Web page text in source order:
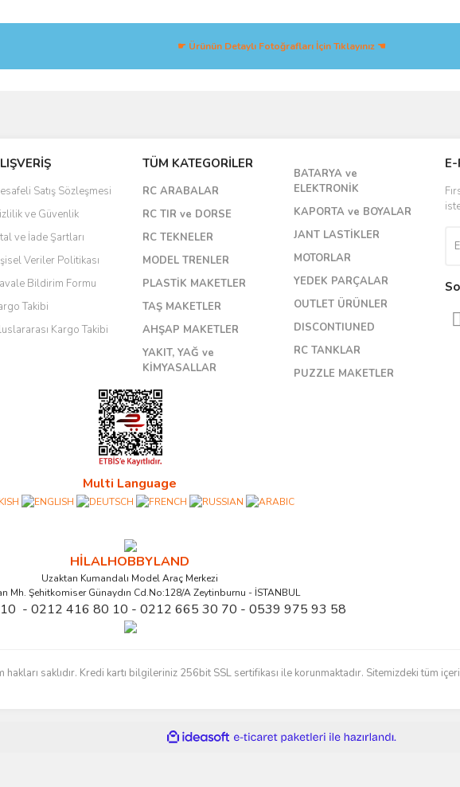
☛ Ürünün Detaylı Fotoğrafları İçin Tıklayınız ☚
Yorum Yaz
Satış Sözleşmesi
ve Güvenlik
ve İade Şartları
Veriler Politikası
Bildirim Formu
Takibi
Kargo Takibi
TÜM KATEGORİLER
RC ARABALAR
RC TIR ve DORSE
RC TEKNELER
MODEL TRENLER
PLASTİK MAKETLER
TAŞ MAKETLER
AHŞAP MAKETLER
YAKIT, YAĞ ve
KİMYASALLAR
BATARYA ve
ELEKTRONİK
KAPORTA ve BOYALAR
JANT LASTİKLER
MOTORLAR
YEDEK PARÇALAR
OUTLET ÜRÜNLER
DISCONTIUNED
RC TANKLAR
PUZZLE MAKETLER
Multi Language
HİLALHOBBYLAND
Uzaktan Kumandalı Model Araç Merkezi
Mh. Şehitkomiser Günaydın Cd.No:128/A Zeytinburnu - İSTANBUL
- 0212 416 80 10 - 0212 665 30 70 - 0539 975 93 58
saklıdır. Kredi kartı bilgileriniz 256bit SSL sertifikası ile korunmaktadır. Sitemizdeki tüm
ideasoft
e-